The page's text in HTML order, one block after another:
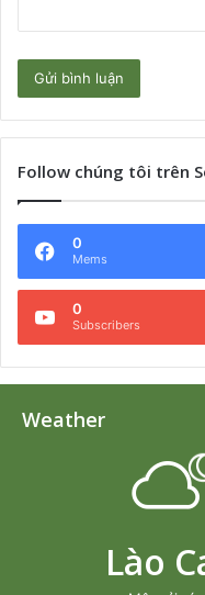
Follow chúng tôi trên
0
Mems
0
Subscribers
Weather
Lào